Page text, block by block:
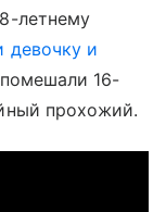
летнему
девочку и
16-
прохожий.